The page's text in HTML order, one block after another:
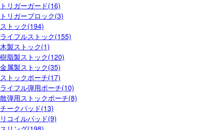
トリガーガード(16)
トリガーブロック(3)
ストック(194)
ライフルストック(155)
木製ストック(1)
樹脂製ストック(120)
金属製ストック(35)
ストックポーチ(17)
ライフル弾用ポーチ(10)
散弾用ストックポーチ(8)
チークパッド(13)
リコイルパッド(9)